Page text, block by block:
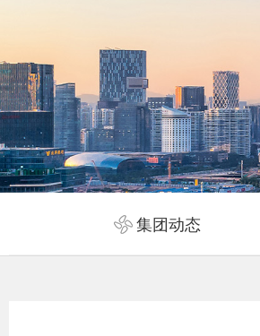
集团动态